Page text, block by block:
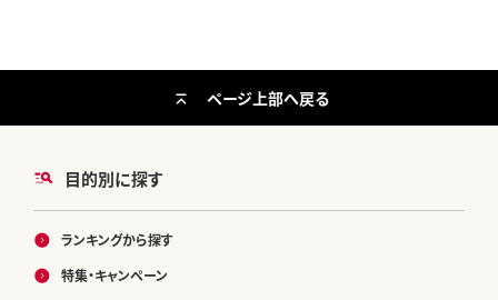
目的別に探す
ランキングから探す
特集・キャンペーン
ページ上部へ戻る